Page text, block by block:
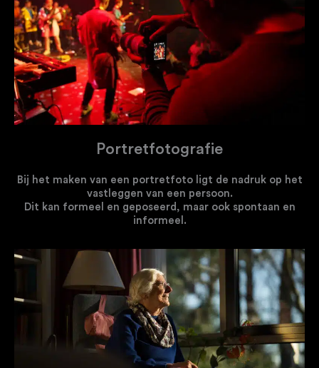
Portretfotografie
Bij het maken van een portretfoto ligt de nadruk op het
vastleggen van een persoon.
Dit kan formeel en geposeerd, maar ook spontaan en
informeel.